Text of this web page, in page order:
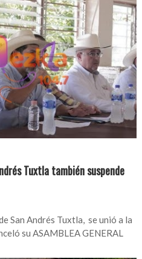
Tuxtla también suspende
San Andrés Tuxtla, se unió a la
su ASAMBLEA GENERAL